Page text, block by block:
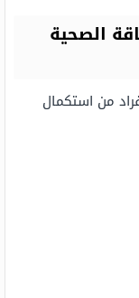
الصحية
من استكمال